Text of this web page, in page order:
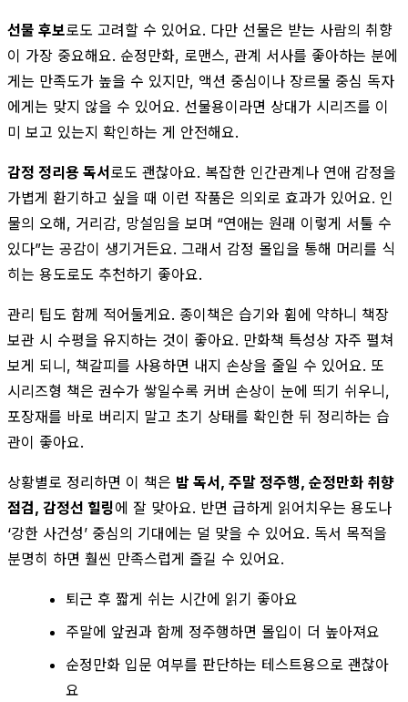
선물 후보로도 고려할 수 있어요. 다만 선물은 받는 사람의 취향
이 가장 중요해요. 순정만화, 로맨스, 관계 서사를 좋아하는 분에
게는 만족도가 높을 수 있지만, 액션 중심이나 장르물 중심 독자
에게는 맞지 않을 수 있어요. 선물용이라면 상대가 시리즈를 이
미 보고 있는지 확인하는 게 안전해요.
감정 정리용 독서로도 괜찮아요. 복잡한 인간관계나 연애 감정을
가볍게 환기하고 싶을 때 이런 작품은 의외로 효과가 있어요. 인
물의 오해, 거리감, 망설임을 보며 “연애는 원래 이렇게 서툴 수
있다”는 공감이 생기거든요. 그래서 감정 몰입을 통해 머리를 식
히는 용도로도 추천하기 좋아요.
관리 팁도 함께 적어둘게요. 종이책은 습기와 휨에 약하니 책장
보관 시 수평을 유지하는 것이 좋아요. 만화책 특성상 자주 펼쳐
보게 되니, 책갈피를 사용하면 내지 손상을 줄일 수 있어요. 또
시리즈형 책은 권수가 쌓일수록 커버 손상이 눈에 띄기 쉬우니,
포장재를 바로 버리지 말고 초기 상태를 확인한 뒤 정리하는 습
관이 좋아요.
상황별로 정리하면 이 책은 밤 독서, 주말 정주행, 순정만화 취향
점검, 감정선 힐링에 잘 맞아요. 반면 급하게 읽어치우는 용도나
‘강한 사건성’ 중심의 기대에는 덜 맞을 수 있어요. 독서 목적을
분명히 하면 훨씬 만족스럽게 즐길 수 있어요.
퇴근 후 짧게 쉬는 시간에 읽기 좋아요
주말에 앞권과 함께 정주행하면 몰입이 더 높아져요
순정만화 입문 여부를 판단하는 테스트용으로 괜찮아
요